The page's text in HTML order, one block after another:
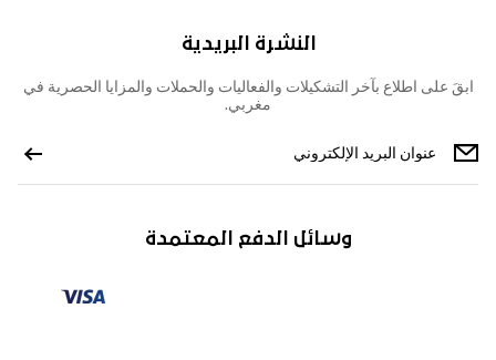
النشرة البريدية
ابقَ على اطلاع بآخر التشكيلات والفعاليات والحملات والمزايا الحصرية في
مغربي.
وسائل الدفع المعتمدة